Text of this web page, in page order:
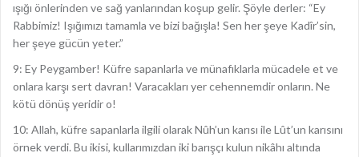
ışığı önlerinden ve sağ yanlarından koşup gelir. Şöyle derler: “Ey
Rabbimiz! Işığımızı tamamla ve bizi bağışla! Sen her şeye Kadîr’sin,
her şeye gücün yeter.”
9: Ey Peygamber! Küfre sapanlarla ve münafıklarla mücadele et ve
onlara karşı sert davran! Varacakları yer cehennemdir onların. Ne
kötü dönüş yeridir o!
10: Allah, küfre sapanlarla ilgili olarak Nûh’un karısı ile Lût’un karısını
örnek verdi. Bu ikisi, kullarımızdan iki barışçı kulun nikâhı altında